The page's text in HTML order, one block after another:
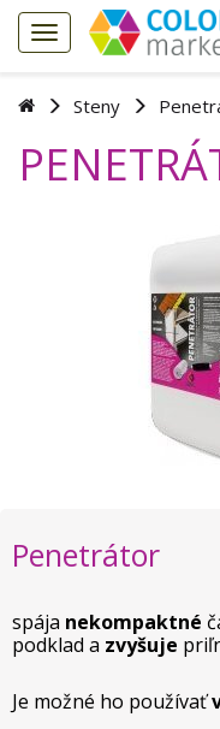
Steny
Penetrátor
spája nekompaktné
podklad a zvyšuje
Je možné ho používať